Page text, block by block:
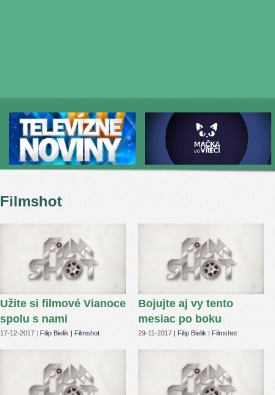
Filmshot
Užite si filmové Vianoce
spolu s nami
17-12-2017 | Filip Bielik | Filmshot
Bojujte aj vy tento
mesiac po boku
známych hrdinov
29-11-2017 | Filip Bielik | Filmshot